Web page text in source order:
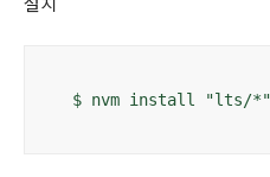
설치
$ nvm install "lts/*"